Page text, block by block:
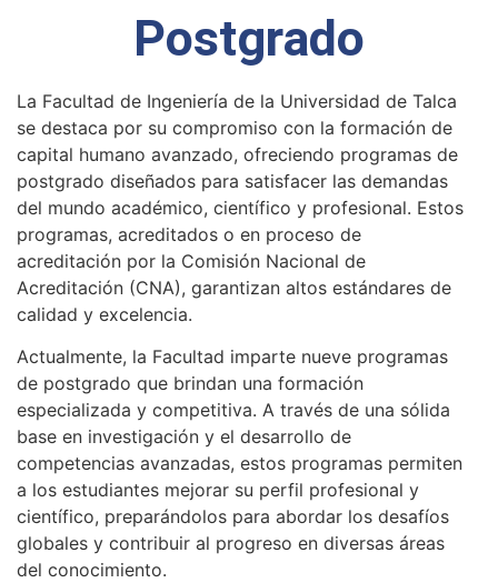
Postgrado
La Facultad de Ingeniería de la Universidad de Talca
se destaca por su compromiso con la formación de
capital humano avanzado, ofreciendo programas de
postgrado diseñados para satisfacer las demandas
del mundo académico, científico y profesional. Estos
programas, acreditados o en proceso de
acreditación por la Comisión Nacional de
Acreditación (CNA), garantizan altos estándares de
calidad y excelencia.
Actualmente, la Facultad imparte nueve programas
de postgrado que brindan una formación
especializada y competitiva. A través de una sólida
base en investigación y el desarrollo de
competencias avanzadas, estos programas permiten
a los estudiantes mejorar su perfil profesional y
científico, preparándolos para abordar los desafíos
globales y contribuir al progreso en diversas áreas
del conocimiento.